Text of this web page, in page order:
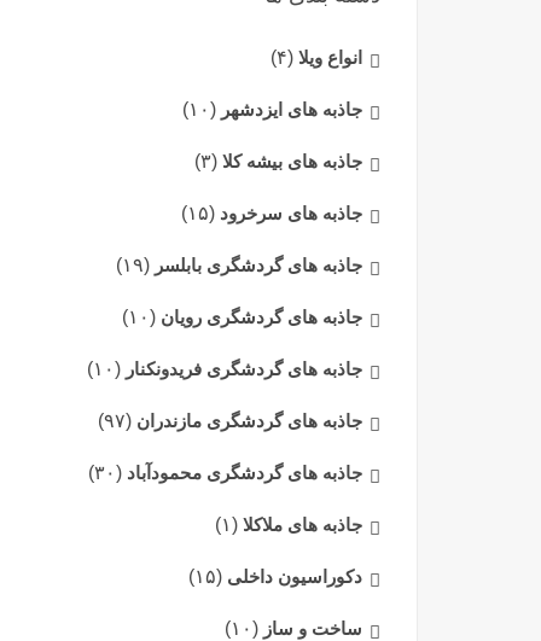
انواع ویلا (۴)
جاذبه های ایزدشهر (۱۰)
جاذبه های بیشه کلا (۳)
جاذبه های سرخرود (۱۵)
جاذبه های گردشگری بابلسر (۱۹)
جاذبه های گردشگری رویان (۱۰)
جاذبه های گردشگری فریدونکنار (۱۰)
جاذبه های گردشگری مازندران (۹۷)
جاذبه های گردشگری محمودآباد (۳۰)
جاذبه های ملاکلا (۱)
دکوراسیون داخلی (۱۵)
ساخت و ساز (۱۰)